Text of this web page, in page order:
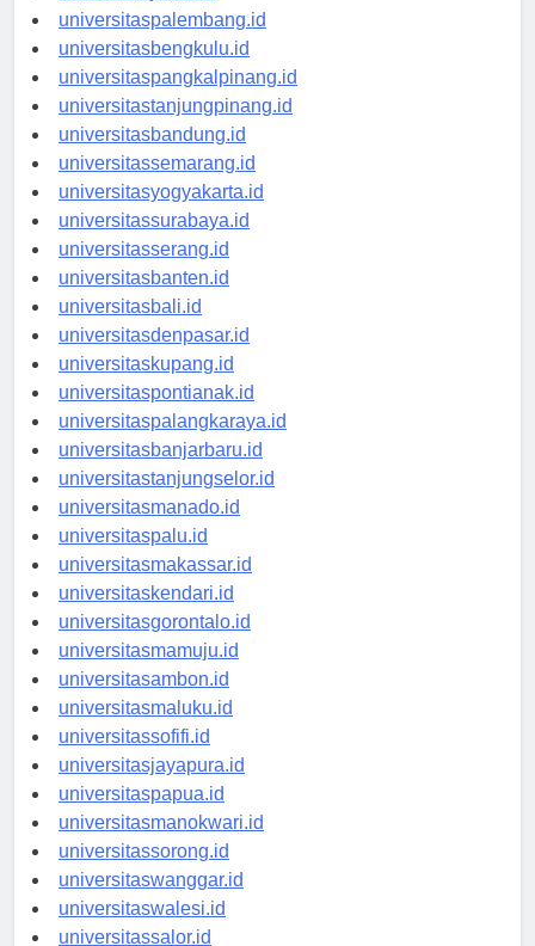
universitasjambi.id
universitaspalembang.id
universitasbengkulu.id
universitaspangkalpinang.id
universitastanjungpinang.id
universitasbandung.id
universitassemarang.id
universitasyogyakarta.id
universitassurabaya.id
universitasserang.id
universitasbanten.id
universitasbali.id
universitasdenpasar.id
universitaskupang.id
universitaspontianak.id
universitaspalangkaraya.id
universitasbanjarbaru.id
universitastanjungselor.id
universitasmanado.id
universitaspalu.id
universitasmakassar.id
universitaskendari.id
universitasgorontalo.id
universitasmamuju.id
universitasambon.id
universitasmaluku.id
universitassofifi.id
universitasjayapura.id
universitaspapua.id
universitasmanokwari.id
universitassorong.id
universitaswanggar.id
universitaswalesi.id